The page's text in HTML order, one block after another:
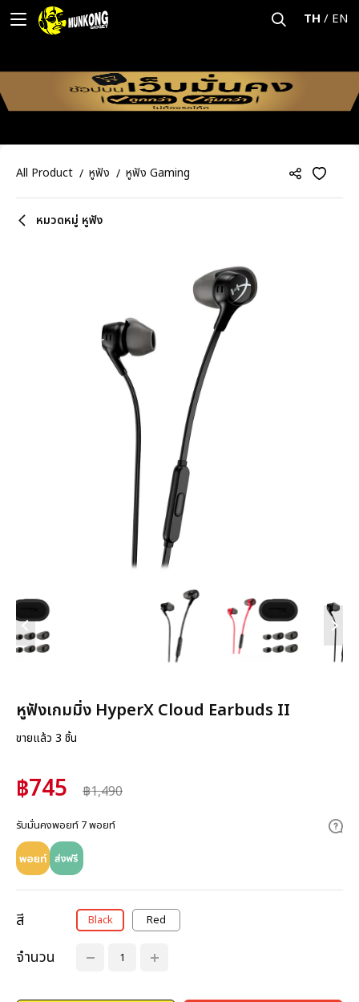
TH / EN
All Product หูฟัง หูฟัง Gaming
หมวดหมู่ หูฟัง
หูฟังเกมมิ่ง HyperX Cloud Earbuds II
ขายแล้ว 3 ชิ้น
฿745 ฿1,490
รับมั่นคงพอยท์ 7 พอยท์
สี Black Red
จำนวน